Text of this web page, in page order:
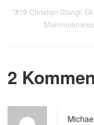
"#19 Christian Stangl:
2